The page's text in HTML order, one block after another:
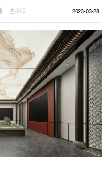
4862 2023-03-28